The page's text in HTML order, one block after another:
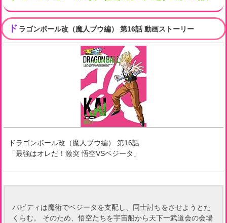
ド ラゴンボール改（魔人ブウ編） 第16話 動画ストーリー
ドラゴンボール改（魔人ブウ編） 第16話
「最強はオレだ！激突 悟空VSベジータ 」
バビディは魔術でベジータを支配し、同士討ちをさせようとた
くらむ。 そのため、悟空たちを宇宙船から天下一武道会の会場